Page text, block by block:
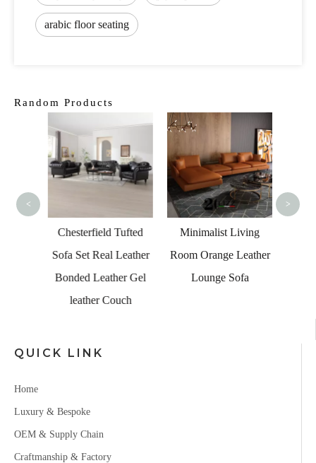
arabic floor seating
Random Products
Chesterfield Tufted
Sofa Set Real Leather
Bonded Leather Gel
leather Couch
Minimalist Living
Room Orange Leather
Lounge Sofa
< >
QUICK LINK
Home
Luxury & Bespoke
OEM & Supply Chain
Craftmanship & Factory